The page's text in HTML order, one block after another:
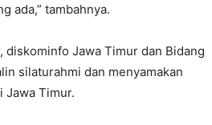
ada,” tambahnya.
diskominfo Jawa Timur dan Bidang
silaturahmi dan menyamakan
Jawa Timur.